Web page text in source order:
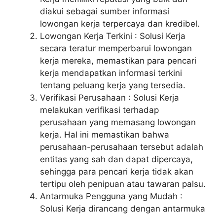
diakui sebagai sumber informasi
lowongan kerja terpercaya dan kredibel.
Lowongan Kerja Terkini : Solusi Kerja
secara teratur memperbarui lowongan
kerja mereka, memastikan para pencari
kerja mendapatkan informasi terkini
tentang peluang kerja yang tersedia.
Verifikasi Perusahaan : Solusi Kerja
melakukan verifikasi terhadap
perusahaan yang memasang lowongan
kerja. Hal ini memastikan bahwa
perusahaan-perusahaan tersebut adalah
entitas yang sah dan dapat dipercaya,
sehingga para pencari kerja tidak akan
tertipu oleh penipuan atau tawaran palsu.
Antarmuka Pengguna yang Mudah :
Solusi Kerja dirancang dengan antarmuka